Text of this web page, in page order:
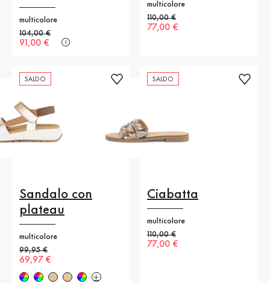
multicolore
Prezzo precedente
104,00 €
Nuovo prezzo
91,00 €
multicolore
Prezzo precedente
110,00 €
Nuovo prezzo
77,00 €
SALDO
Sandalo con
plateau
multicolore
Prezzo precedente
99,95 €
Nuovo prezzo
69,97 €
SALDO
Ciabatta
multicolore
Prezzo precedente
110,00 €
Nuovo prezzo
77,00 €